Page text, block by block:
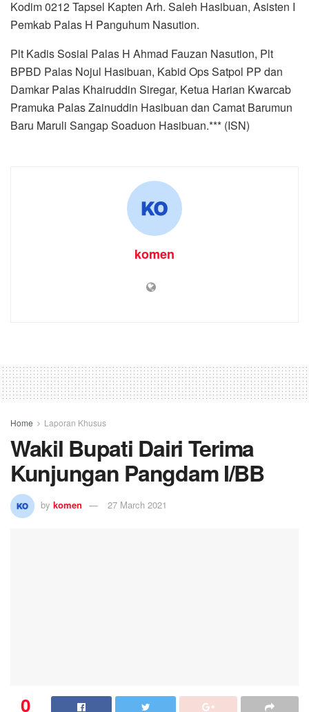
Kodim 0212 Tapsel Kapten Arh. Saleh Hasibuan, Asisten I
Pemkab Palas H Panguhum Nasution.
Plt Kadis Sosial Palas H Ahmad Fauzan Nasution, Plt
BPBD Palas Nojul Hasibuan, Kabid Ops Satpol PP dan
Damkar Palas Khairuddin Siregar, Ketua Harian Kwarcab
Pramuka Palas Zainuddin Hasibuan dan Camat Barumun
Baru Maruli Sangap Soaduon Hasibuan.*** (ISN)
komen
Home Laporan Khusus
Wakil Bupati Dairi Terima
Kunjungan Pangdam I/BB
by komen 27 March 2021
0